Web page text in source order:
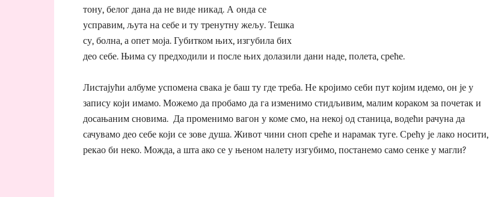
тону, белог дана да не виде никад. А онда се
усправим, љута на себе и ту тренутну жељу. Тешка
су, болна, а опет моја. Губитком њих, изгубила бих
део себе. Њима су предходили и после њих долазили дани наде, полета, среће.
Листајући албуме успомена свака је баш ту где треба. Не кројимо себи пут којим идемо, он је у
запису који имамо. Можемо да пробамо да га изменимо стидљивим, малим кораком за почетак и
досањаним сновима. Да променимо вагон у коме смо, на некој од станица, водећи рачуна да
сачувамо део себе који се зове душа. Живот чини сноп среће и нарамак туге. Срећу је лако носити,
рекао би неко. Можда, а шта ако се у њеном налету изгубимо, постанемо само сенке у магли?